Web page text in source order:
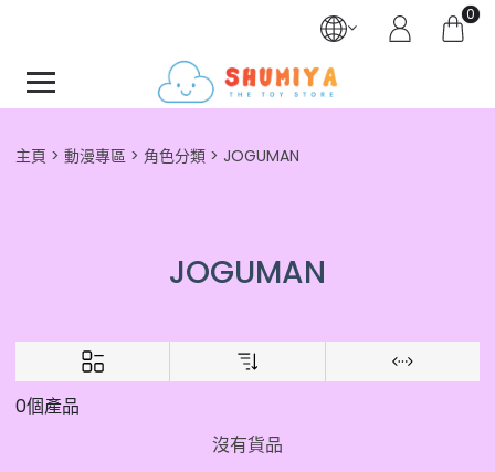
0
主頁 動漫專區 角色分類 JOGUMAN
JOGUMAN
0個產品
沒有貨品